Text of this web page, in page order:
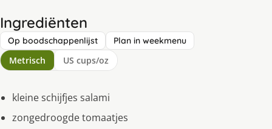
Ingrediënten
Op boodschappenlijst Plan in weekmenu
Metrisch US cups/oz
kleine schijfjes salami
zongedroogde tomaatjes